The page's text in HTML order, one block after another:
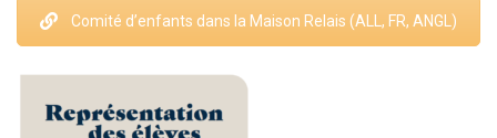
Comité d’enfants dans la Maison Relais (ALL, FR, ANGL)